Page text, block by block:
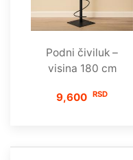
Podni čiviluk –
visina 180 cm
9,600 RSD